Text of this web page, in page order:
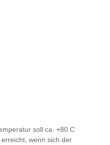
soll ca. +80 C
wenn sich der